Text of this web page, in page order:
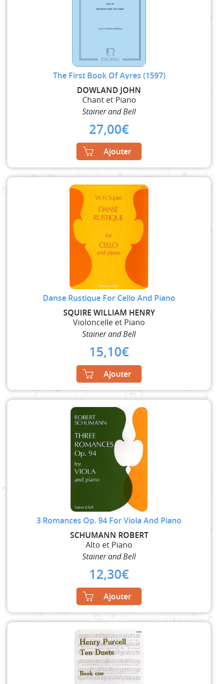
The First Book Of Ayres (1597)
DOWLAND JOHN
Chant et Piano
Stainer and Bell
27,00€
Ajouter
Danse Rustique For Cello And Piano
SQUIRE WILLIAM HENRY
Violoncelle et Piano
Stainer and Bell
15,10€
Ajouter
3 Romances Op. 94 For Viola And Piano
SCHUMANN ROBERT
Alto et Piano
Stainer and Bell
12,30€
Ajouter